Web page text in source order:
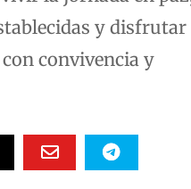
y disfrutar
convivencia y